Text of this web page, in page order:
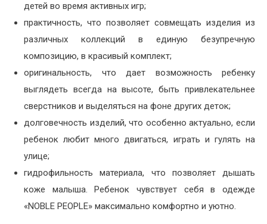
детей во время активных игр;
практичность, что позволяет совмещать изделия из
различных коллекций в единую безупречную
композицию, в красивый комплект;
оригинальность, что дает возможность ребенку
выглядеть всегда на высоте, быть привлекательнее
сверстников и выделяться на фоне других деток;
долговечность изделий, что особенно актуально, если
ребенок любит много двигаться, играть и гулять на
улице;
гидрофильность материала, что позволяет дышать
коже малыша. Ребенок чувствует себя в одежде
«NOBLE PEOPLE» максимально комфортно и уютно.